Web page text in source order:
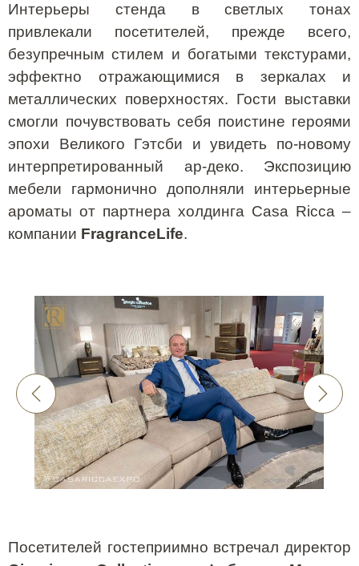
Интерьеры стенда в светлых тонах
привлекали посетителей, прежде всего,
безупречным стилем и богатыми текстурами,
эффектно отражающимися в зеркалах и
металлических поверхностях. Гости выставки
смогли почувствовать себя поистине героями
эпохи Великого Гэтсби и увидеть по-новому
интерпретированный ар-деко. Экспозицию
мебели гармонично дополняли интерьерные
ароматы от партнера холдинга Casa Ricca –
компании FragranceLife.
Посетителей гостеприимно встречал директор